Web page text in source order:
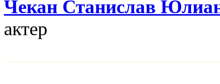
Чекан Станислав
актер